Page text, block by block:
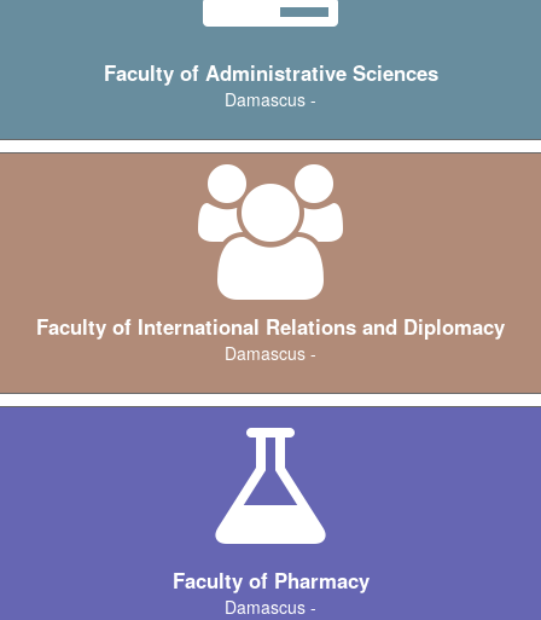
Faculty of Administrative Sciences
Damascus -
Faculty of International Relations and Diplomacy
Damascus -
Faculty of Pharmacy
Damascus -